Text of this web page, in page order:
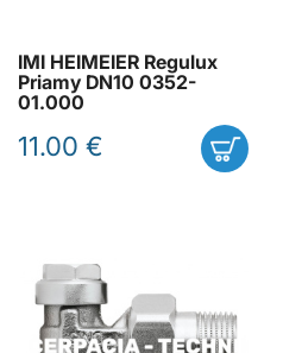
IMI HEIMEIER Regulux
Priamy DN10 0352-
01.000
11.00 €